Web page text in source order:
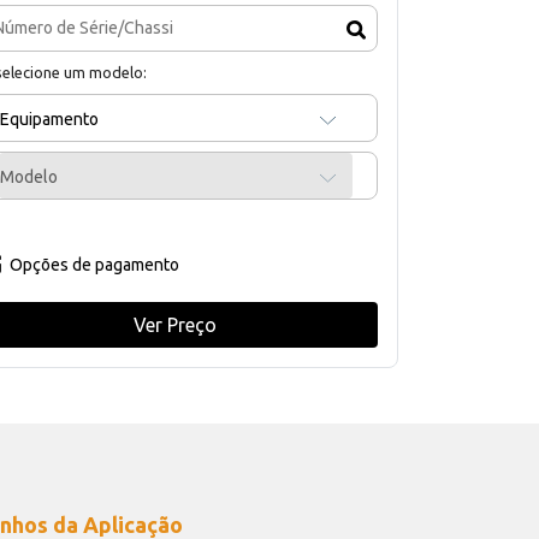
um modelo:
Equipamento
Modelo
Opções de pagamento
Ver Preço
da Aplicação